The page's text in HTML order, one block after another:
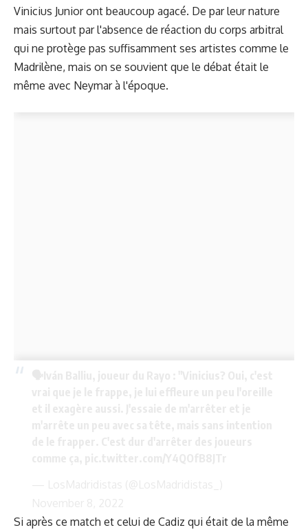
Vinicius Junior ont beaucoup agacé. De par leur nature
mais surtout par l'absence de réaction du corps arbitral
qui ne protège pas suffisamment ses artistes comme le
Madrilène, mais on se souvient que le débat était le
même avec Neymar à l'époque.
Si après ce match et celui de Cadiz qui était de la même